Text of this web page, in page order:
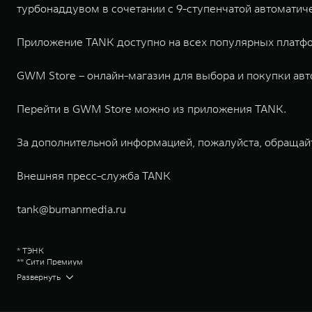
турбонаддувом в сочетании с 9-ступенчатой
Приложение TANK доступно на всех популярных
GWM Store – онлайн-магазин для выбора и покупки
Перейти в GWM Store можно из приложения TANK.
За дополнительной информацией, пожалуйста,
Внешняя пресс-служба TANK
tank@bumanmedia.ru
* ТЭНК
** Сити Премиум
Great Wall Motor Company Limited (GWM) — глобальный производитель
зарегистрирована на Гонконгской и Шанхайской фондовых биржах в
Развернуть